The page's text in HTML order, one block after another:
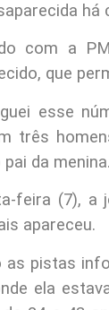
há
com a
que
esse
três
da
feira (7), a
apareceu.
as pistas
ela